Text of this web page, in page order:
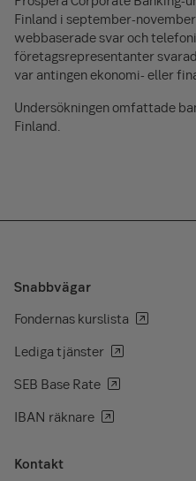
Finland i september-
webbaserade svar och
företagsrepresentanter
var antingen ekonomi- eller
Undersökningen omfattade
Finland.
Snabbvägar
Fondernas kurslista
Lediga tjänster
SEB Base Rate
IBAN räknare
Kontakt